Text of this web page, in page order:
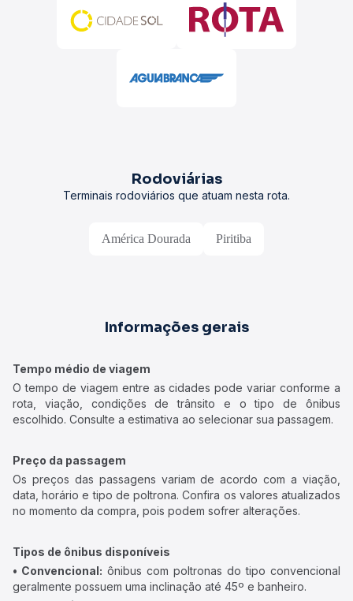
Rodoviárias
Terminais rodoviários que atuam nesta rota.
América Dourada Piritiba
Informações gerais
Tempo médio de viagem
O tempo de viagem entre as cidades pode variar conforme a
rota, viação, condições de trânsito e o tipo de ônibus
escolhido. Consulte a estimativa ao selecionar sua passagem.
Preço da passagem
Os preços das passagens variam de acordo com a viação,
data, horário e tipo de poltrona. Confira os valores atualizados
no momento da compra, pois podem sofrer alterações.
Tipos de ônibus disponíveis
• Convencional: ônibus com poltronas do tipo convencional
geralmente possuem uma inclinação até 45º e banheiro.